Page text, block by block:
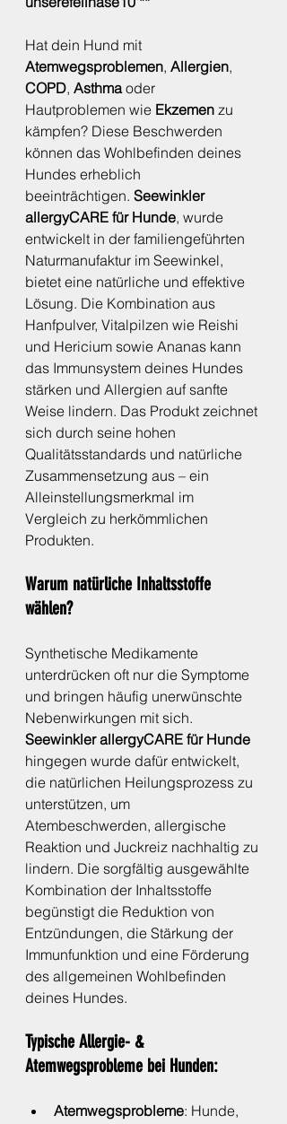
Hat dein Hund mit
Atemwegsproblemen, Allergien,
COPD, Asthma oder
Hautproblemen wie Ekzemen zu
kämpfen? Diese Beschwerden
können das Wohlbefinden deines
Hundes erheblich
beeinträchtigen. Seewinkler
allergyCARE für Hunde, wurde
entwickelt in der familiengeführten
Naturmanufaktur im Seewinkel,
bietet eine natürliche und effektive
Lösung. Die Kombination aus
Hanfpulver, Vitalpilzen wie Reishi
und Hericium sowie Ananas kann
das Immunsystem deines Hundes
stärken und Allergien auf sanfte
Weise lindern. Das Produkt zeichnet
sich durch seine hohen
Qualitätsstandards und natürliche
Zusammensetzung aus – ein
Alleinstellungsmerkmal im
Vergleich zu herkömmlichen
Produkten.
Warum natürliche Inhaltsstoffe
wählen?
Synthetische Medikamente
unterdrücken oft nur die Symptome
und bringen häufig unerwünschte
Nebenwirkungen mit sich.
Seewinkler allergyCARE für Hunde
hingegen wurde dafür entwickelt,
die natürlichen Heilungsprozess zu
unterstützen, um
Atembeschwerden, allergische
Reaktion und Juckreiz nachhaltig zu
lindern. Die sorgfältig ausgewählte
Kombination der Inhaltsstoffe
begünstigt die Reduktion von
Entzündungen, die Stärkung der
Immunfunktion und eine Förderung
des allgemeinen Wohlbefinden
deines Hundes.
Typische Allergie- &
Atemwegsprobleme bei Hunden:
Atemwegsprobleme: Hunde,